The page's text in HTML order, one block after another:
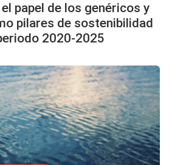
papel de los genéricos y
pilares de sostenibilidad
2020-2025